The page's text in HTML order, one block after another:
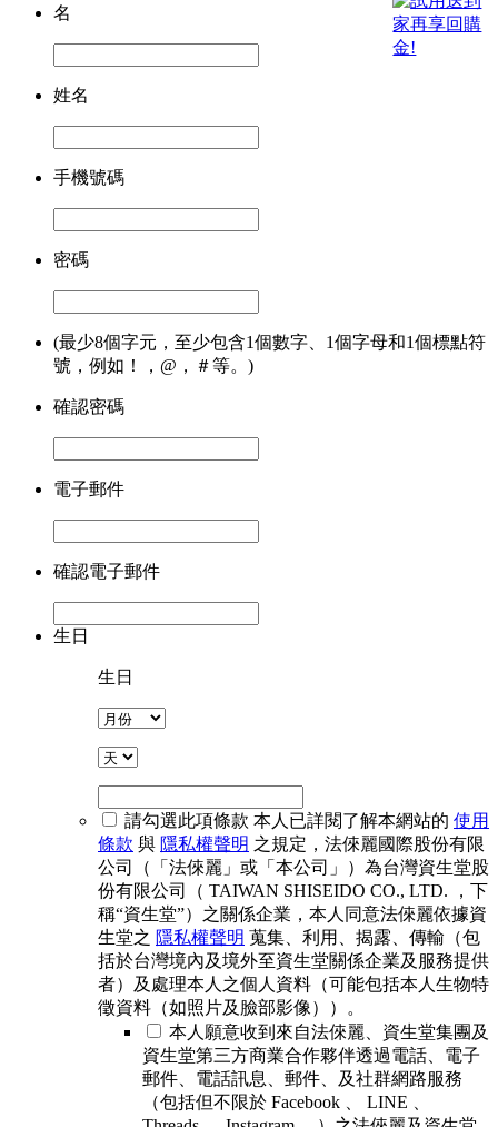
名
姓名
手機號碼
密碼
(最少8個字元，至少包含1個數字、1個字母和1個標點符
號，例如！，@，＃等。)
確認密碼
電子郵件
確認電子郵件
生日
生日
請勾選此項條款 本人已詳閱了解本網站的 使用
條款 與 隱私權聲明 之規定，法倈麗國際股份有限
公司（「法倈麗」或「本公司」）為台灣資生堂股
份有限公司（ TAIWAN SHISEIDO CO., LTD. ，下
稱“資生堂”）之關係企業，本人同意法倈麗依據資
生堂之 隱私權聲明 蒐集、利用、揭露、傳輸（包
括於台灣境內及境外至資生堂關係企業及服務提供
者）及處理本人之個人資料（可能包括本人生物特
徵資料（如照片及臉部影像））。
本人願意收到來自法倈麗、資生堂集團及
資生堂第三方商業合作夥伴透過電話、電子
郵件、電話訊息、郵件、及社群網路服務
（包括但不限於 Facebook 、 LINE 、